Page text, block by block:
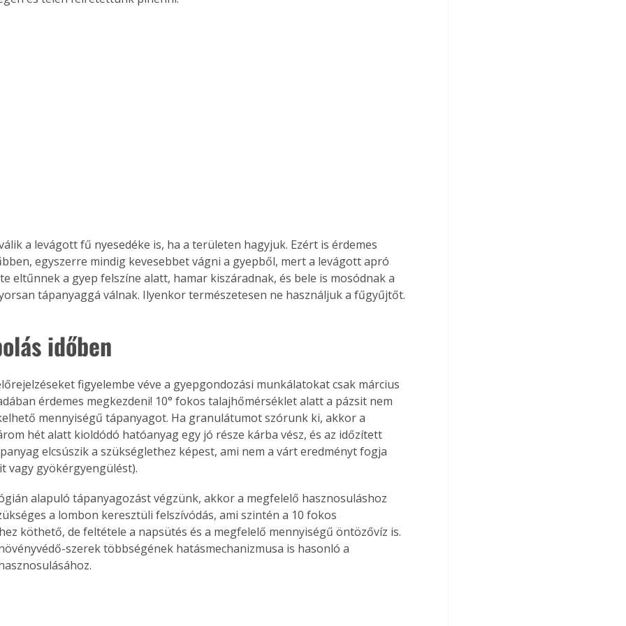
vagy
is
Bárhol,
élve
a levágott fű nyesedéke is, ha a területen hagyjuk. Ezért is érdemes
egyszerre mindig kevesebbet vágni a gyepből, mert a levágott apró
eltűnnek a gyep felszíne alatt, hamar kiszáradnak, és bele is mosódnak a
tápanyaggá válnak. Ilyenkor természetesen ne használjuk a fűgyűjtőt.
időben
figyelembe véve a gyepgondozási munkálatokat csak március
érdemes megkezdeni! 10° fokos talajhőmérséklet alatt a pázsit nem
mennyiségű tápanyagot. Ha granulátumot szórunk ki, akkor a
hét alatt kioldódó hatóanyag egy jó része kárba vész, és az időzített
elcsúszik a szükséglethez képest, ami nem a várt eredményt fogja
vagy gyökérgyengülést).
alapuló tápanyagozást végzünk, akkor a megfelelő hasznosuláshoz
a lombon keresztüli felszívódás, ami szintén a 10 fokos
köthető, de feltétele a napsütés és a megfelelő mennyiségű öntözővíz is.
szerek többségének hatásmechanizmusa is hasonló a